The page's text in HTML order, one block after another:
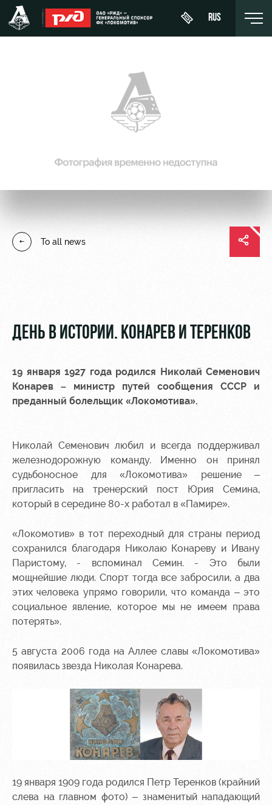
RUS
table
Coaching
ticket
VIP Boxes
ВИП-ЗОНЫ
СЕМЕЙНЫЙ
supporters
About
Sponsors
Contacts
Youth
19)
Hosting
Fields
rent
Ice palace
Sport
activities
Локо-Лето
Банковская
карта
«Локомотив»
Wallpapers
A fan card
Loyalty
program
Parking
Информация
для
To all news
ДЕНЬ В ИСТОРИИ. КОНАРЕВ И ТЕРЕНКОВ
19 января 1927 года родился Николай Семенович
Конарев – министр путей сообщения СССР и
преданный болельщик «Локомотива».
Николай Семенович любил и всегда поддерживал
железнодорожную команду. Именно он принял
судьбоносное для «Локомотива» решение –
пригласить на тренерский пост Юрия Семина,
который в середине 80-х работал в «Памире».
«Локомотив» в тот переходный для страны период
сохранился благодаря Николаю Конареву и Ивану
Паристому, - вспоминал Семин. - Это были
мощнейшие люди. Спорт тогда все забросили, а два
этих человека упрямо говорили, что команда – это
социальное явление, которое мы не имеем права
потерять».
5 августа 2006 года на Аллее славы «Локомотива»
появилась звезда Николая Конарева.
19 января 1909 года родился Петр Теренков (крайний
слева на главном фото) – знаменитый нападающий